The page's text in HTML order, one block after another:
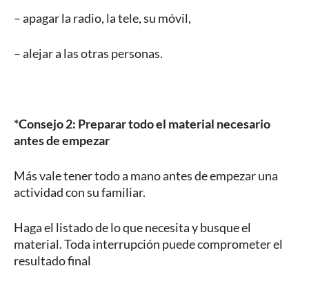
– apagar la radio, la tele, su móvil,
– alejar a las otras personas.
*Consejo 2: Preparar todo el material necesario
antes de empezar
Más vale tener todo a mano antes de empezar una
actividad con su familiar.
Haga el listado de lo que necesita y busque el
material. Toda interrupción puede comprometer el
resultado final